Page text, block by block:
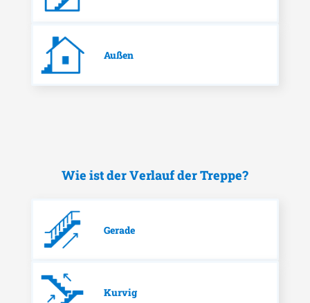
Außen
Wie ist der Verlauf der Treppe?
Gerade
Kurvig